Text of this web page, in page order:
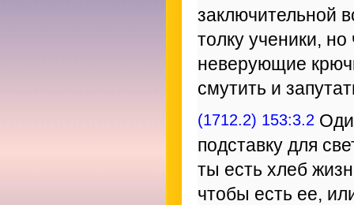
заключительной
толку ученики,
неверующие
смутить и
(1712.2) 153:3.2
подставку для
ты есть хлеб
чтобы есть ее,